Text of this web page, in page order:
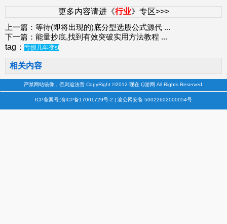
更多内容请进《行业》专区>>>
上一篇： 等待(即将出现的)底分型选股公式源代 ...
下一篇： 能量抄底,找到有效突破实用方法教程 ...
tag： 亏损几年变st
相关内容
严禁网站镜像，否则追法责 CopyRight ©2012-现在 Q游网 All Rights Reserved.
ICP备案号:渝ICP备17001729号-2 | 渝公网安备 50022602000054号